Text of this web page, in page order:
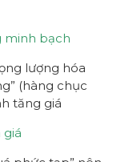
minh bạch
lượng hóa
(hàng chục
tăng giá
giá